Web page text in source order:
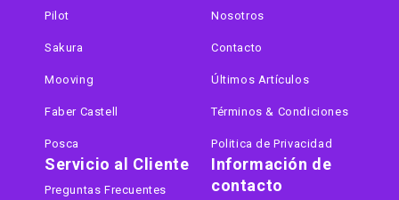
Información de
contacto
Pilot
Sakura
Mooving
Faber Castell
Posca
Nosotros
Contacto
Últimos Artículos
Términos & Condiciones
Politica de Privacidad
Servicio al Cliente
Preguntas Frecuentes